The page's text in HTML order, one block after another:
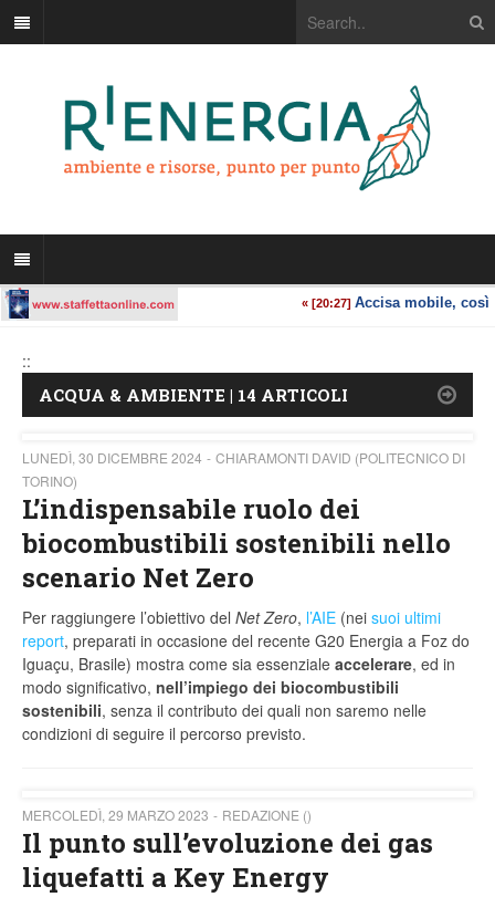
::
ACQUA & AMBIENTE | 14 ARTICOLI
LUNEDÌ, 30 DICEMBRE 2024
CHIARAMONTI DAVID (POLITECNICO DI
TORINO)
L’indispensabile ruolo dei
biocombustibili sostenibili nello
scenario Net Zero
Per raggiungere l’obiettivo del Net Zero, l’AIE (nei suoi ultimi
report, preparati in occasione del recente G20 Energia a Foz do
Iguaçu, Brasile) mostra come sia essenziale accelerare, ed in
modo significativo, nell’impiego dei biocombustibili
sostenibili, senza il contributo dei quali non saremo nelle
condizioni di seguire il percorso previsto.
MERCOLEDÌ, 29 MARZO 2023 REDAZIONE ()
Il punto sull’evoluzione dei gas
liquefatti a Key Energy